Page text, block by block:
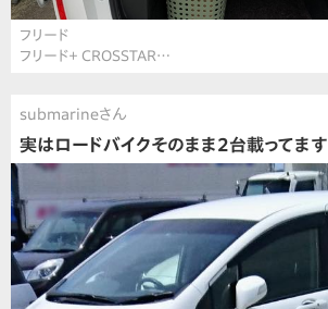
フリード
フリード＋ CROSSTAR…
submarineさん
実はロードバイクそのまま2台載ってます